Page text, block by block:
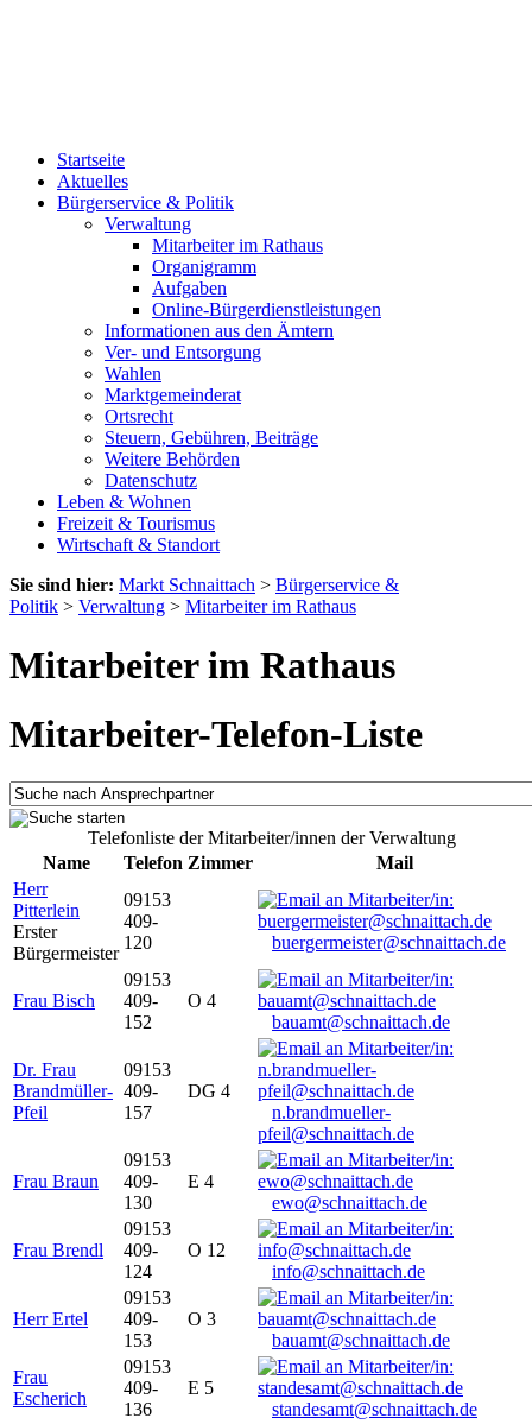
Startseite
Aktuelles
Bürgerservice & Politik
Verwaltung
Mitarbeiter im Rathaus
Organigramm
Aufgaben
Online-Bürgerdienstleistungen
Informationen aus den Ämtern
Ver- und Entsorgung
Wahlen
Marktgemeinderat
Ortsrecht
Steuern, Gebühren, Beiträge
Weitere Behörden
Datenschutz
Leben & Wohnen
Freizeit & Tourismus
Wirtschaft & Standort
Sie sind hier: Markt Schnaittach > Bürgerservice &
Politik > Verwaltung > Mitarbeiter im Rathaus
Mitarbeiter im Rathaus
Mitarbeiter-Telefon-Liste
Telefonliste der Mitarbeiter/innen der Verwaltung
Name
Telefon Zimmer
Mail
Herr
Pitterlein
Erster
Bürgermeister
09153
409-
120
buergermeister@schnaittach.de
Frau Bisch
09153
409-
152
O 4
bauamt@schnaittach.de
Dr. Frau
Brandmüller-
Pfeil
09153
409-
157
DG 4
n.brandmueller-
pfeil@schnaittach.de
Frau Braun
09153
409-
130
E 4
ewo@schnaittach.de
Frau Brendl
09153
409-
124
O 12
info@schnaittach.de
Herr Ertel
09153
409-
153
O 3
bauamt@schnaittach.de
Frau
Escherich
09153
409-
136
E 5
standesamt@schnaittach.de